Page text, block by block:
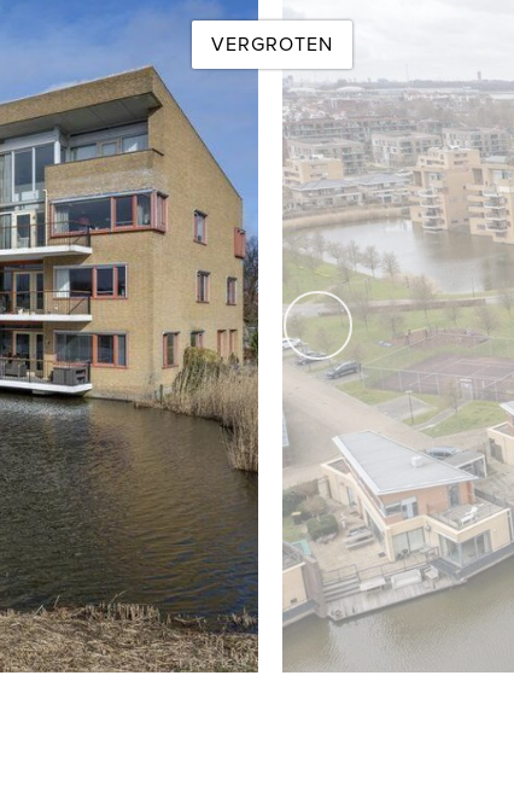
gedeelte wat fungeert als berging.
Zo is er mogelijkheid voor het reserveren van een
erg gezellig om de competitie met de buren aan te
volgende
VERGROTEN